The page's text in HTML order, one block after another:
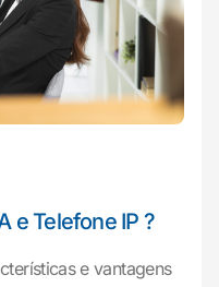
e Telefone IP ?
e vantagens